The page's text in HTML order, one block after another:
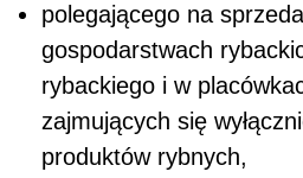
polegającego na
gospodarstwach
rybackiego i w
zajmujących się
produktów rybnych,